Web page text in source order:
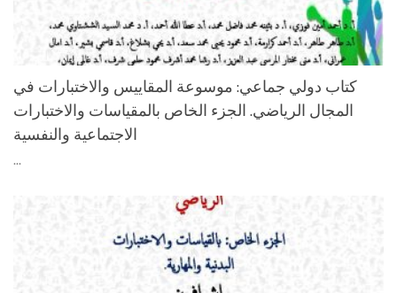
كتاب دولي جماعي: موسوعة المقاييس والاختبارات في
المجال الرياضي. الجزء الخاص بالمقياسات والاختبارات
الاجتماعية والنفسية
...